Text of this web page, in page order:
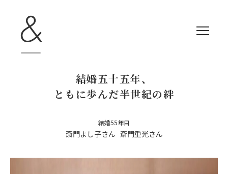
EVENT
結婚五十五年、
ともに歩んだ半世紀の絆
結婚55年目
斎門よし子さん 斎門重光さん